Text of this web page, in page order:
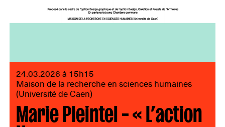
24.03.2026 à 15h15
Maison de la recherche en sciences humaines
(Université de Caen)
Marie Pleintel – « L’action